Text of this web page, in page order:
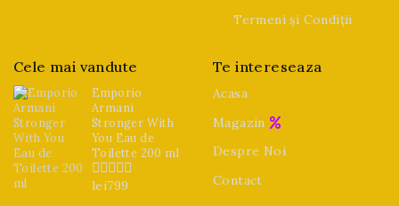
Termeni și Condiții
Cele mai vandute
Emporio
Armani
Stronger With
You Eau de
Toilette 200 ml
0
lei799
Te intereseaza
Acasa
Magazin
Despre Noi
Contact